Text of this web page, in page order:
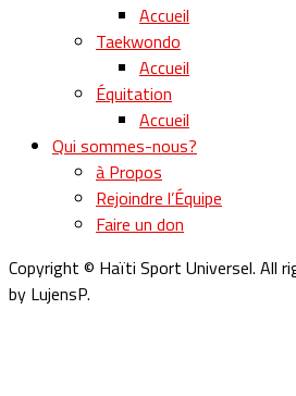
Accueil
Taekwondo
Accueil
Équitation
Accueil
Qui sommes-nous?
à Propos
Rejoindre l’Équipe
Faire un don
Copyright © Haïti Sport Universel. All
by LujensP.